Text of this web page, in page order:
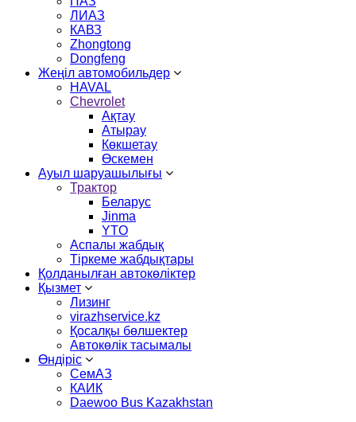
ЛИАЗ
КАВЗ
Zhongtong
Dongfeng
Жеңіл автомобильдер
HAVAL
Chevrolet
Ақтау
Атырау
Көкшетау
Өскемен
Ауыл шаруашылығы
Трактор
Беларус
Jinma
YTO
Аспалы жабдық
Тіркеме жабдықтары
Қолданылған автокөліктер
Қызмет
Лизинг
virazhservice.kz
Қосалқы бөлшектер
Автокөлік тасымалы
Өндіріс
СемАЗ
КАИК
Daewoo Bus Kazakhstan